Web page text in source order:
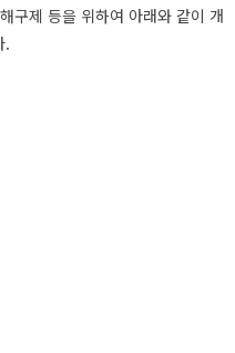
구제 등을 위하여 아래와 같이 개
.